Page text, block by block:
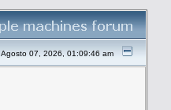
Agosto 07, 2026, 01:09:46 am